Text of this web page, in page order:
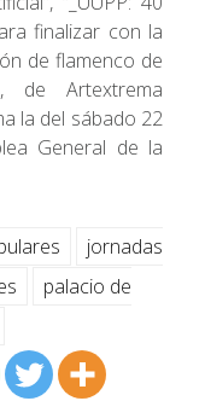
finalizar con la
de flamenco de
de Artextrema
la del sábado 22
General de la
jornadas
palacio de